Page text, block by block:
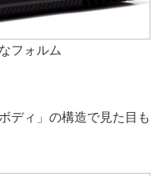
フォルム
ディ」の構造で見た目も